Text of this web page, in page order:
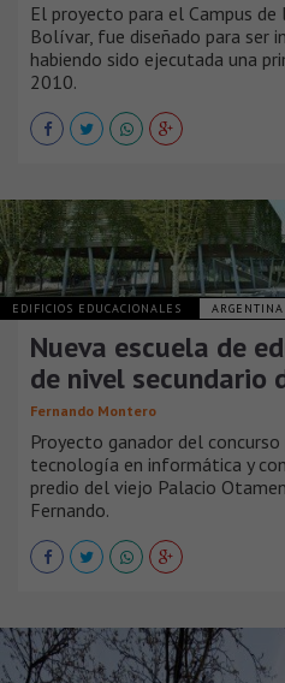
El proyecto para el Campus de
Bolívar, fue diseñado para ser
habiendo sido ejecutada una
2010.
EDIFICIOS EDUCACIONALES ARGENTINA
Nueva escuela de
de nivel secundario
Fernando Montero
Proyecto ganador del
tecnología en informática y
predio del viejo Palacio
Fernando.